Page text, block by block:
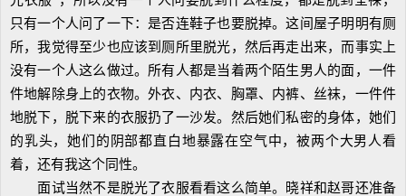
只有一个人问了一下：是否连鞋子也要脱掉。这间屋子明明有厕
所，我觉得至少也应该到厕所里脱光，然后再走出来，而事实上
没有一个人这么做过。所有人都是当着两个陌生男人的面，一件
件地解除身上的衣物。外衣、内衣、胸罩、内裤、丝袜，一件件
地脱下，脱下来的衣服扔了一沙发。然后她们私密的身体，她们
的乳头，她们的阴部都直白地暴露在空气中，被两个大男人看
着，还有我这个同性。
面试当然不是脱光了衣服看看这么简单。晓祥和赵哥还准备